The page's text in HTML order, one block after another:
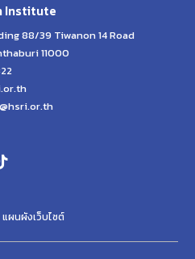
Institute
88/39 Tiwanon 14 Road
11000
แผนผังเว็บไซต์